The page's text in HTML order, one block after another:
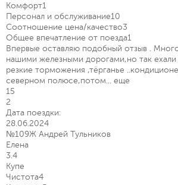
Комфорт1
Персонал и обслуживание10
Соотношение цена/качество3
Общее впечатление от поезда1
Впервые оставляю подобный отзыв .
нашими железными дорогами,но так
резкие торможения ,тёрганье
северном полюсе,потом... еще
15
2
Дата поездки:
28.06.2024
№109Ж Андрей Тульников
Елена
3.4
Купе
Чистота4